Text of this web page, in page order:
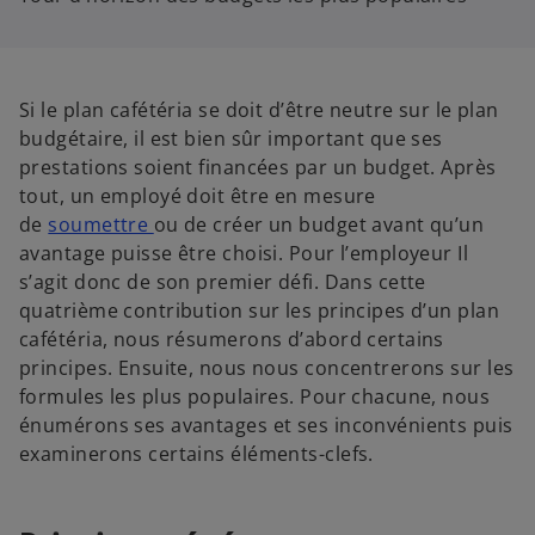
Si le plan cafétéria se doit d’être neutre sur le plan
budgétaire, il est bien sûr important que ses
prestations soient financées par un budget. Après
tout, un employé doit être en mesure
de soumettre ou de créer un budget avant qu’un
avantage puisse être choisi. Pour l’employeur Il
s’agit donc de son premier défi. Dans cette
quatrième contribution sur les principes d’un plan
cafétéria, nous résumerons d’abord certains
principes. Ensuite, nous nous concentrerons sur les
formules les plus populaires. Pour chacune, nous
énumérons ses avantages et ses inconvénients puis
examinerons certains éléments-clefs.